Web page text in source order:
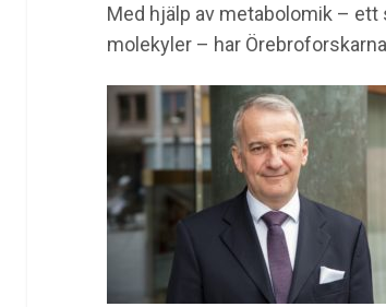
Med hjälp av metabolomik –
molekyler – har